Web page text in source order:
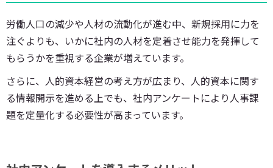
労働人口の減少や人材の流動化が進む中、新規採用に力を
注ぐよりも、いかに社内の人材を定着させ能力を発揮して
もらうかを重視する企業が増えています。
さらに、人的資本経営の考え方が広まり、人的資本に関す
る情報開示を進める上でも、社内アンケートにより人事課
題を定量化する必要性が高まっています。